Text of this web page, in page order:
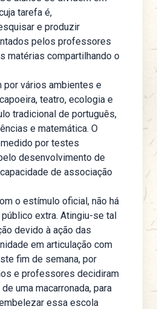
tarefa é,
e produzir
pelos professores
matérias compartilhando o
por vários ambientes e
teatro, ecologia e
tradicional de português,
e matemática. O
por testes
desenvolvimento de
de associação
o estímulo oficial, não há
extra. Atingiu-se tal
devido à ação das
em articulação com
fim de semana, por
e professores decidiram
uma macarronada, para
essa escola